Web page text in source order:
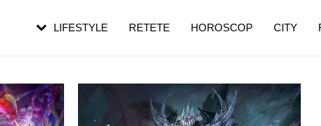
LIFESTYLE RETETE HOROSCOP CITY
înaintezi în vârstă
de dureroasă este investigația